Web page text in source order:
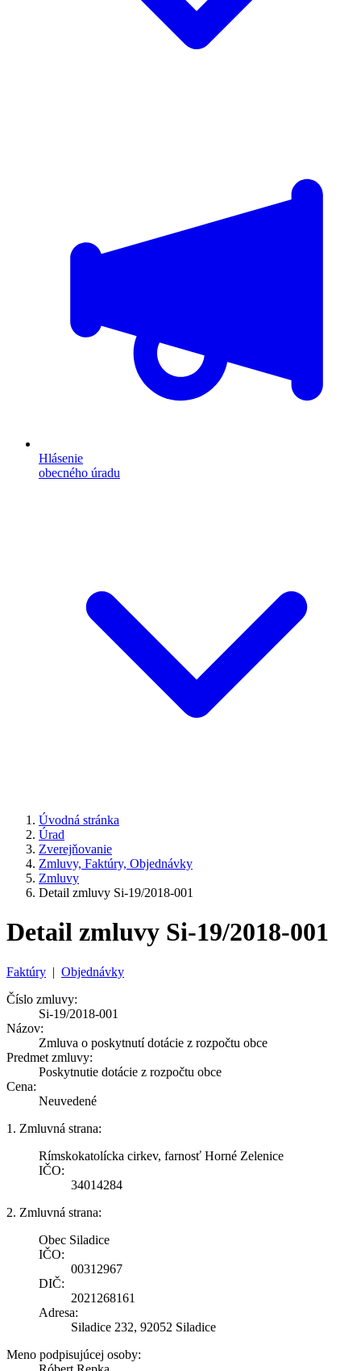
Hlásenie
obecného úradu
Úvodná stránka
Úrad
Zverejňovanie
Zmluvy, Faktúry, Objednávky
Zmluvy
Detail zmluvy Si-19/2018-001
Detail zmluvy Si-19/2018-001
Faktúry | Objednávky
Číslo zmluvy:
Si-19/2018-001
Názov:
Zmluva o poskytnutí dotácie z rozpočtu obce
Predmet zmluvy:
Poskytnutie dotácie z rozpočtu obce
Cena:
Neuvedené
1. Zmluvná strana:
Rímskokatolícka cirkev, farnosť Horné Zelenice
IČO:
34014284
2. Zmluvná strana:
Obec Siladice
IČO:
00312967
DIČ:
2021268161
Adresa:
Siladice 232, 92052 Siladice
Meno podpisujúcej osoby: